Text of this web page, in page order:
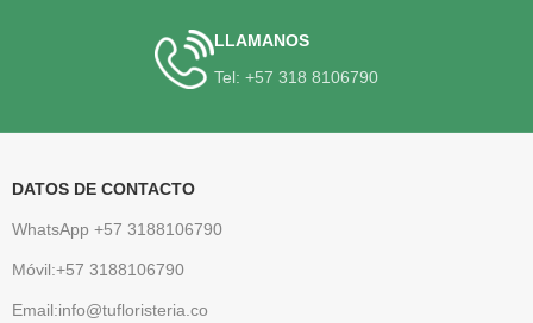
LLAMANOS
Tel: +57 318 8106790
DATOS DE CONTACTO
WhatsApp +57 3188106790
Móvil:+57 3188106790
Email:info@tufloristeria.co